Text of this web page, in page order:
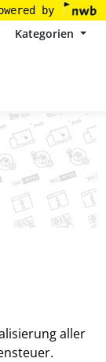
by
Kategorien
aller